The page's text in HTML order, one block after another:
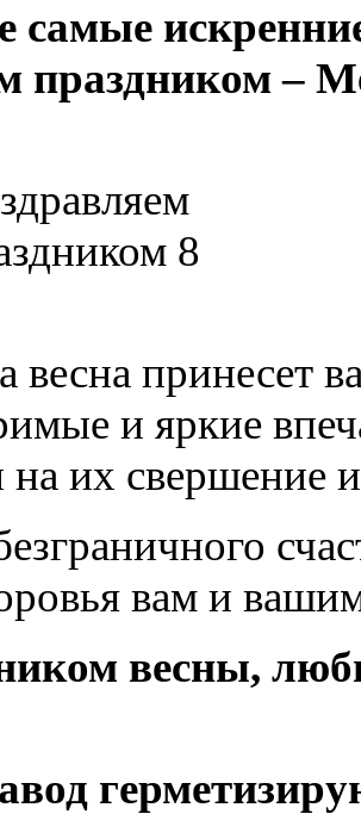
самые
праздником –
весна принесет
и яркие
их свершение и
вам и
весны,